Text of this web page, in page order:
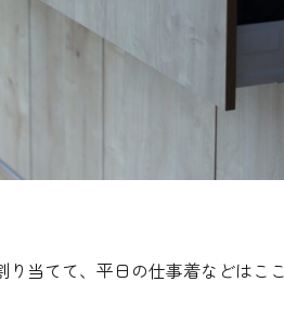
当てて、平日の仕事着などはこ